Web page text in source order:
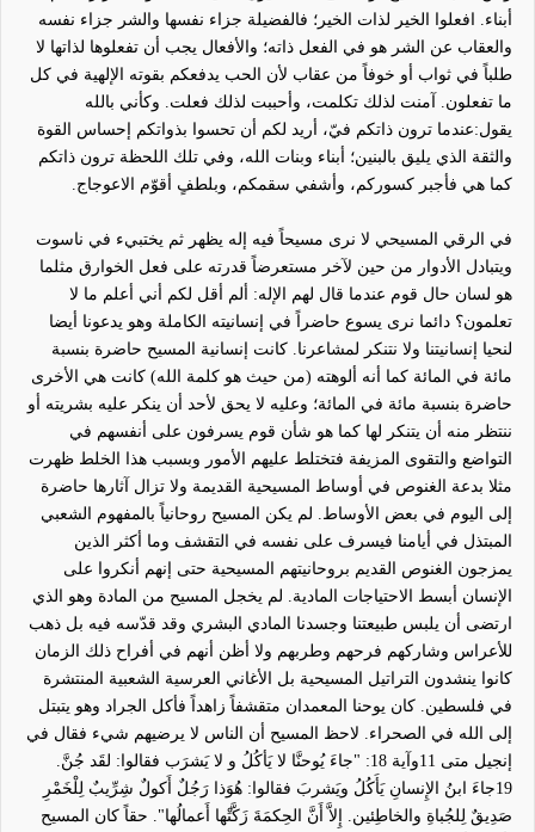
أبناء. افعلوا الخير لذات الخير؛ فالفضيلة جزاء نفسها والشر جزاء نفسه
والعقاب عن الشر هو في الفعل ذاته؛ والأفعال يجب أن تفعلوها لذاتها لا
طلباً في ثواب أو خوفاً من عقاب لأن الحب يدفعكم بقوته الإلهية في كل
ما تفعلون. آمنت لذلك تكلمت، وأحببت لذلك فعلت. وكأني بالله
يقول:عندما ترون ذاتكم فيّ، أريد لكم أن تحسوا بذواتكم إحساس القوة
والثقة الذي يليق بالبنين؛ أبناء وبنات الله، وفي تلك اللحظة ترون ذاتكم
كما هي فأجبر كسوركم، وأشفي سقمكم، وبلطفٍ أقوّم الاعوجاج.
في الرقي المسيحي لا نرى مسيحاً فيه إله يظهر ثم يختبيء في ناسوت
ويتبادل الأدوار من حين لآخر مستعرضاً قدرته على فعل الخوارق مثلما
هو لسان حال قوم عندما قال لهم الإله: ألم أقل لكم أني أعلم ما لا
تعلمون؟ دائما نرى يسوع حاضر اً في إنسانيته الكاملة وهو يدعونا أيضا
لنحيا إنسانيتنا ولا نتنكر لمشاعرنا. كانت إنسانية المسيح حاضرة بنسبة
مائة في المائة كما أنه ألوهته (من حيث هو كلمة الله) كانت هي الأخرى
حاضرة بنسبة مائة في المائة؛ وعليه لا يحق لأحد أن ينكر عليه بشريته أو
ننتظر منه أن يتنكر لها كما هو شأن قوم يسرفون على أنفسهم في
التواضع والتقوى المزيفة فتختلط عليهم الأمور وبسبب هذا الخلط ظهرت
مثلا بدعة الغنوص في أوساط المسيحية القديمة ولا تزال آثارها حاضرة
إلى اليوم في بعض الأوساط. لم يكن المسيح روحانياً بالمفهوم الشعبي
المبتذل في أيامنا فيسرف على نفسه في التقشف وما أكثر الذين
يمزجون الغنوص القديم بروحانيتهم المسيحية حتى إنهم أنكروا على
الإنسان أبسط الاحتياجات المادية. لم يخجل المسيح من المادة وهو الذي
ارتضى أن يلبس طبيعتنا وجسدنا المادي البشري وقد قدّسه فيه بل ذهب
للأعراس وشاركهم فرحهم وطربهم ولا أظن أنهم في أفراح ذلك الزمان
كانوا ينشدون التراتيل المسيحية بل الأغاني العرسية الشعبية المنتشرة
في فلسطين. كان يوحنا المعمدان متقشفاً زاهداً فأكل الجراد وهو يتبتل
إلى الله في الصحراء. لاحظ المسيح أن الناس لا يرضيهم شيء فقال في
إنجيل متى 11وآية 18:
"جاءَ يُوحنَّا لا يَأكُلُ و لا يَشرَب فقالوا: لقَد جُنَّ.
19جاءَ ابنُ الإِنسانِ يَأَكُلُ ويَشربَ فقالوا: هُوَذا رَجُلٌ أَكولٌ شِرِّيبٌ لِلْخَمْرِ
صَدِيقٌ لِلجُباةِ والخاطِئين. إِلاَّ أَنَّ الحِكمَةَ زَكَّتْها أَعمالُها". حقاً كان المسيح